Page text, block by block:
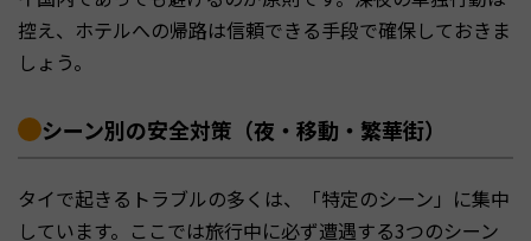
控え、ホテルへの帰路は信頼できる手段で確保しておきま
しょう。
シーン別の安全対策（夜・移動・繁華街）
タイで起きるトラブルの多くは、「特定のシーン」に集中
しています。ここでは旅行中に必ず遭遇する3つのシーン